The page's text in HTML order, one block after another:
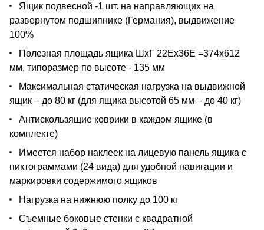
Ящик подвесной -1 шт. на направляющих на
развернутом подшипнике (Германия), выдвижение
100%
Полезная площадь ящика ШхГ 22Ех36Е =374x612
мм, типоразмер по высоте - 135 мм
Максимальная статическая нагрузка на выдвижной
ящик – до 80 кг (для ящика высотой 65 мм – до 40 кг)
Антискользящие коврики в каждом ящике (в
комплекте)
Имеется набор наклеек на лицевую панель ящика с
пиктограммами (24 вида) для удобной навигации и
маркировки содержимого ящиков
Нагрузка на нижнюю полку до 100 кг
Съемные боковые стенки с квадратной